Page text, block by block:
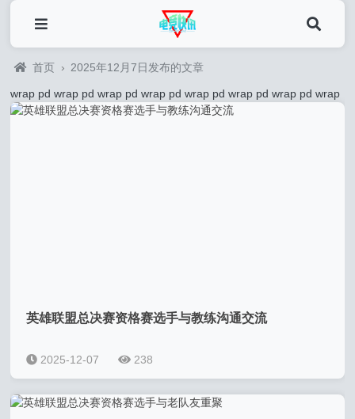
首页 › 2025年12月7日发布的文章
wrap pd
英雄联盟总决赛资格赛选手与教练沟通交流
2025-12-07 238
wrap pdwrap pdwrap pdwrap pdwrap pdwrap pdwrap